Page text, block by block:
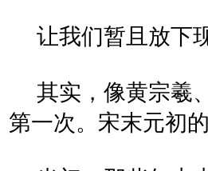
让我们暂且放下
其实，像黄宗羲
第一次。宋末元初